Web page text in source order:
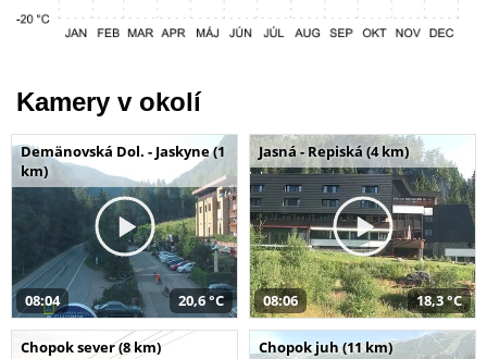
Kamery v okolí
Demänovská Dol. - Jaskyne (1
km)
08:04 20,6 °C
Jasná - Repiská (4 km)
08:06 18,3 °C
Chopok sever (8 km) Chopok juh (11 km)